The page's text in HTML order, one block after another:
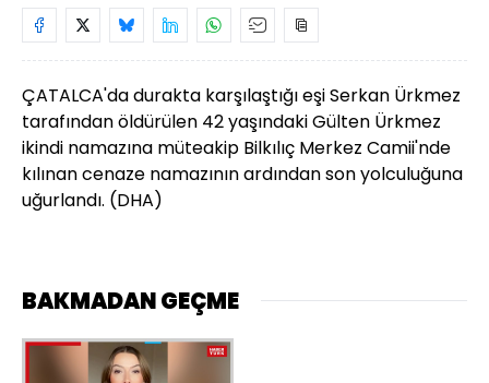
ÇATALCA'da durakta karşılaştığı eşi Serkan Ürkmez
tarafından öldürülen 42 yaşındaki Gülten Ürkmez
ikindi namazına müteakip Bilkılıç Merkez Camii'nde
kılınan cenaze namazının ardından son yolculuğuna
uğurlandı. (DHA)
BAKMADAN GEÇME